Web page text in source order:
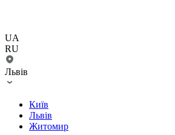
UA
RU
Львів
Київ
Львів
Житомир